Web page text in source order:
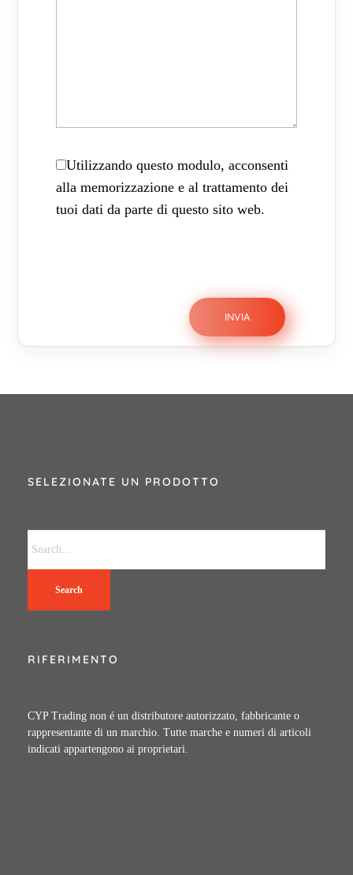
Utilizzando questo modulo, acconsenti
alla memorizzazione e al trattamento dei
tuoi dati da parte di questo sito web.
SELEZIONATE UN PRODOTTO
Search
RIFERIMENTO
CYP Trading non é un distributore autorizzato, fabbricante o
rappresentante di un marchio. Tutte marche e numeri di articoli
indicati appartengono ai proprietari.